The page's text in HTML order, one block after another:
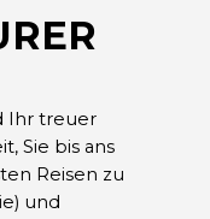
Ihr treuer
Sie bis ans
Reisen zu
und